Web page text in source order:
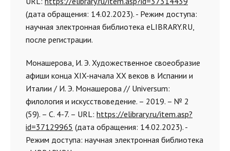
(дата обращения: 14.02.2023). - Режим доступа:
научная электронная библиотека eLIBRARY.RU,
после регистрации.
Монашерова, И. Э. Художественное своеобразие
афиши конца XIX-начала XX веков в Испании и
Италии / И. Э. Монашерова // Universum:
филология и искусствоведение. – 2019. – № 2
(59). – С. 4-7. – URL: https://elibrary.ru/item.asp?
id=37129965 (дата обращения: 14.02.2023). -
Режим доступа: научная электронная библиотека